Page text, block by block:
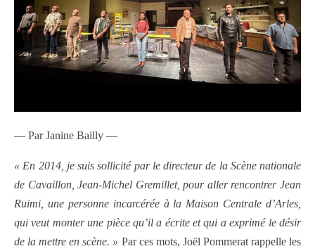
— Par Janine Bailly —
« En 2014, je suis sollicité par le directeur de la Scène nationale
de Cavaillon, Jean-Michel Gremillet, pour aller rencontrer Jean
Ruimi, une personne incarcérée à la Maison Centrale d’Arles,
qui veut monter une pièce qu’il a écrite et qui a exprimé le désir
de la mettre en scène. » Par ces mots, Joël Pommerat rappelle les